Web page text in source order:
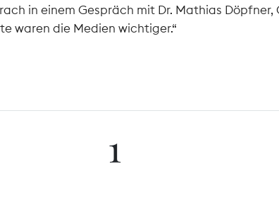
in einem Gespräch mit Dr. Mathias Döpfner,
waren die Medien wichtiger.“
1